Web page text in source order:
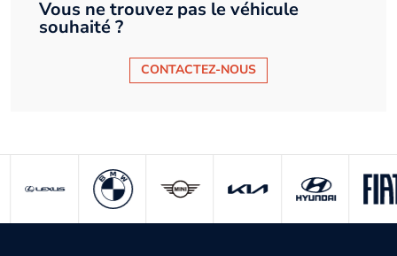
Vous ne trouvez pas le véhicule
souhaité ?
CONTACTEZ-NOUS